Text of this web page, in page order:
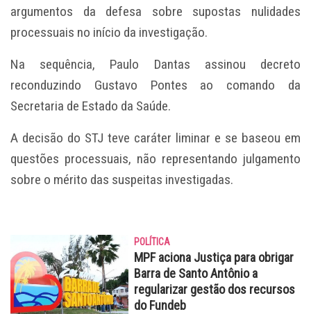
argumentos da defesa sobre supostas nulidades
processuais no início da investigação.
Na sequência, Paulo Dantas assinou decreto
reconduzindo Gustavo Pontes ao comando da
Secretaria de Estado da Saúde.
A decisão do STJ teve caráter liminar e se baseou em
questões processuais, não representando julgamento
sobre o mérito das suspeitas investigadas.
POLÍTICA
MPF aciona Justiça para obrigar
Barra de Santo Antônio a
regularizar gestão dos recursos
do Fundeb